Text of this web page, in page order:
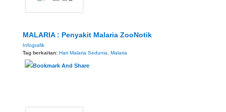
MALARIA : Penyakit Malaria ZooNotik
Infografik
Tag berkaitan: Hari Malaria Sedunia, Malaria